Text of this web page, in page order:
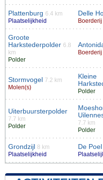
Plattenburg 6.4 km
Plaatselijkheid
Delle
Boerderij
Groote
Harkstederpolder 6.8
km
Polder
Boerderij
Stormvogel 7.2 km
Molen(s)
Kleine
Polder
Uiterbuursterpolder
7.7 km
Polder
7.7 km
Polder
Grondzijl 8 km
Plaatselijkheid
De Poel